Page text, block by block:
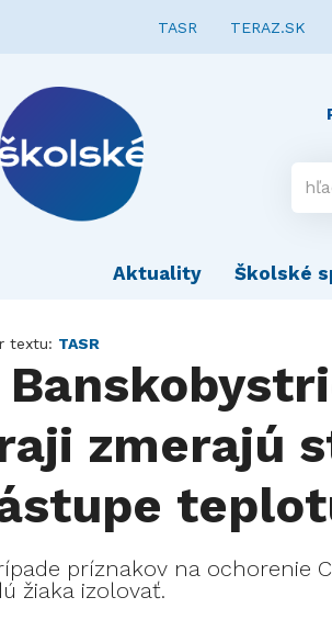
TASR TERAZ.SK
Aktuality Školské
textu: TASR
zmerajú
príznakov na ochorenie
žiaka izolovať.